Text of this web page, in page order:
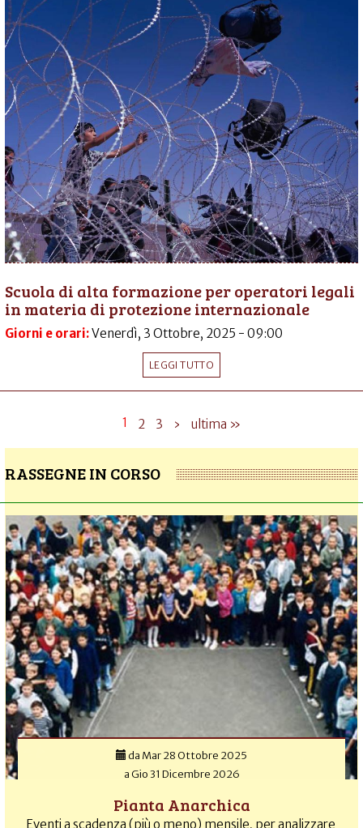
Scuola di alta formazione per operatori legali
in materia di protezione internazionale
Giorni e orari:Venerdì, 3 Ottobre, 2025 - 09:00
LEGGI TUTTO
1 2 3 › ultima »
RASSEGNE IN CORSO
da Mar 28 Ottobre 2025
aGio 31 Dicembre 2026
Pianta Anarchica
Eventi a scadenza (più o meno) mensile, per analizzare